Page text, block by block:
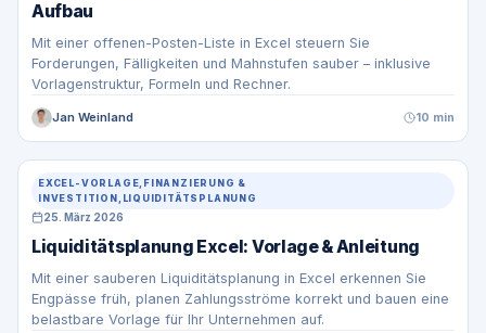
Aufbau
Mit einer offenen-Posten-Liste in Excel steuern Sie
Forderungen, Fälligkeiten und Mahnstufen sauber – inklusive
Vorlagenstruktur, Formeln und Rechner.
Jan Weinland 10 min
EXCEL-VORLAGE,FINANZIERUNG &
INVESTITION,LIQUIDITÄTSPLANUNG
25. März 2026
Liquiditätsplanung Excel: Vorlage & Anleitung
Mit einer sauberen Liquiditätsplanung in Excel erkennen Sie
Engpässe früh, planen Zahlungsströme korrekt und bauen eine
belastbare Vorlage für Ihr Unternehmen auf.